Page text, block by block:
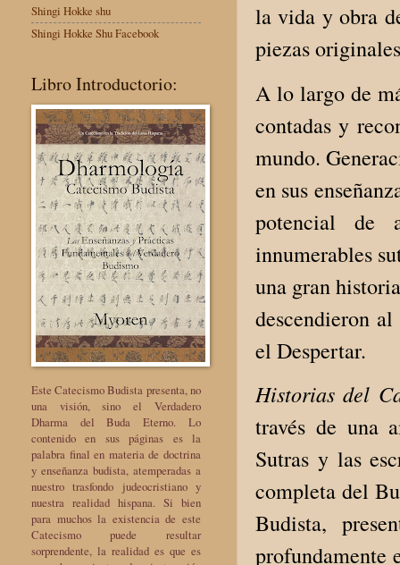
la vida y obra
piezas
A lo largo de
contadas y
mundo.
en sus
potencial de
innumerables
una gran
descendieron
el Despertar.
Historias del
través de una
Sutras y las
completa del
Budista,
profundamente
Shingi Hokke shu
Shingi Hokke Shu Facebook
Libro Introductorio:
Este Catecismo Budista presenta, no
una visión, sino el Verdadero
Dharma del Buda Eterno. Lo
contenido en sus páginas es la
palabra final en materia de doctrina
y enseñanza budista, atemperadas a
nuestro trasfondo judeocristiano y
nuestra realidad hispana. Si bien
para muchos la existencia de este
Catecismo puede resultar
sorprendente, la realidad es que es